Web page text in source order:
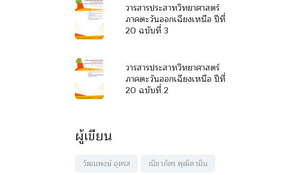
วารสารประสาทวิทยาศาสตร์
ภาคตะวันออกเฉียงเหนือ ปีที่
20 ฉบับที่ 3
วารสารประสาทวิทยาศาสตร์
ภาคตะวันออกเฉียงเหนือ ปีที่
20 ฉบับที่ 2
ผู้เขียน
วัฒนพงษ์ อุทรส
ณิชาภัตร พุฒิคามิน